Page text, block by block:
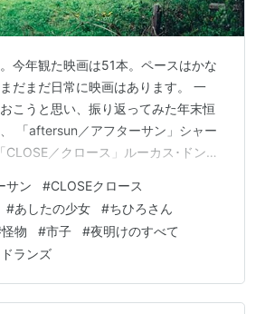
今年観た映画は51本。ペースはかな
だまだ日常に映画はあります。 一
こうと思い、振り返ってみた年末恒
「aftersun／アフターサン」シャー
CLOSE／クロース」ルーカス･ドン
今泉力哉 「愛にイナズマ」石井裕也
市子」戸田彬弘 「夜明けのすべて」
バッド･ランズ」原田眞人 観た順
。 いずれの作品も、弱き者、小さき
の尊厳を脅かすものに抗った、や
サン #CLOSEクロース
#あしたの少女 #ちひろさん
怪物 #市子 #夜明けのすべて
ランズ